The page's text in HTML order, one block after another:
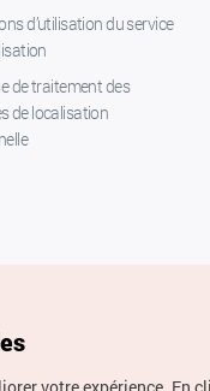
d’utilisation du service
de traitement des
de localisation